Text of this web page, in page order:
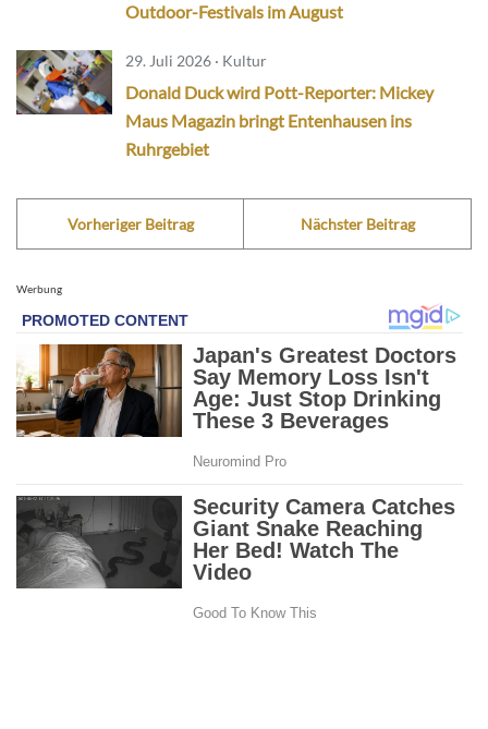
Outdoor-Festivals im August
29. Juli 2026 · Kultur
Donald Duck wird Pott-Reporter: Mickey
Maus Magazin bringt Entenhausen ins
Ruhrgebiet
Vorheriger Beitrag Nächster Beitrag
Werbung